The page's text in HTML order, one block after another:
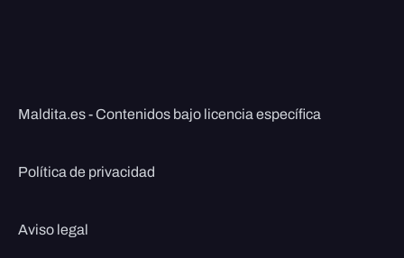
Maldita.es - Contenidos bajo licencia específica
Política de privacidad
Aviso legal